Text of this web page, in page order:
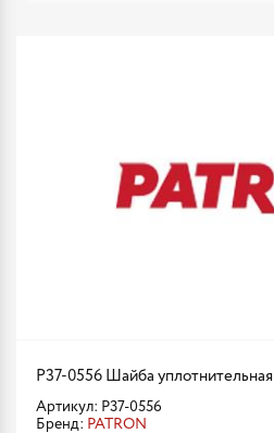
P37-0556 Шайба уплотнительная
Артикул: P37-0556
Бренд: PATRON